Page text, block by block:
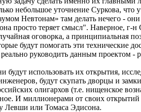
небольшое уточнение Суркова,
Невтонам» там делать нечего -
просто теряет смысл". Наверное, г-
оговорка, а принципиальная
будут помогать эти технические
реально руководить данным проектом
будут использовать их открытия,
будут скупать дворцы и
олигархов (т.е. нищенское
И миллионерами от своих открытий
Левши или Томаса Эдисона.